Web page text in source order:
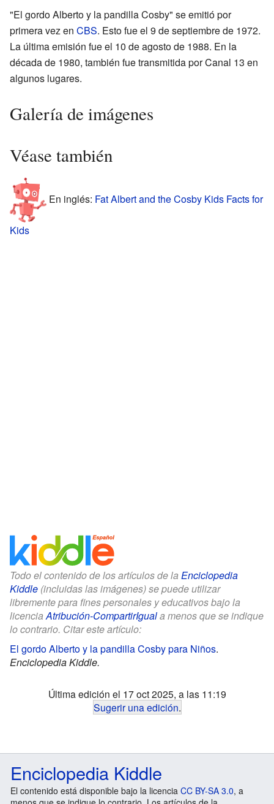
"El gordo Alberto y la pandilla Cosby" se emitió por
primera vez en CBS. Esto fue el 9 de septiembre de 1972.
La última emisión fue el 10 de agosto de 1988. En la
década de 1980, también fue transmitida por Canal 13 en
algunos lugares.
Galería de imágenes
Véase también
En inglés: Fat Albert and the Cosby Kids Facts for
Kids
Todo el contenido de los artículos de la Enciclopedia
Kiddle (incluidas las imágenes) se puede utilizar
libremente para fines personales y educativos bajo la
licenciaAtribución-CompartirIguala menos que se indique
lo contrario. Citar este artículo:
El gordo Alberto y la pandilla Cosby para Niños.
Enciclopedia Kiddle.
Última edición el 17 oct 2025, a las 11:19
Sugerir una edición.
Enciclopedia Kiddle
El contenido está disponible bajo la licencia CC BY-SA 3.0, a